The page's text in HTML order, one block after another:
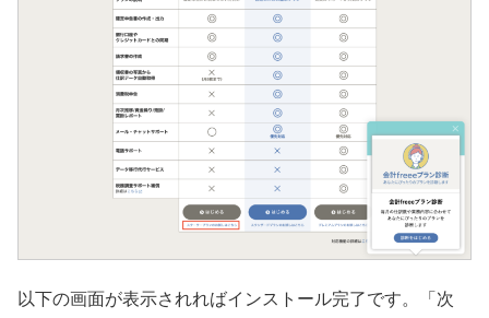
以下の画面が表示されればインストール完了です。「次